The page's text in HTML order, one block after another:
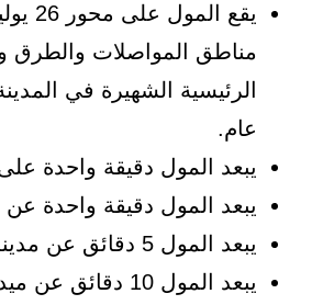
يقع
مناطق المواصلات والطرق
الرئيسية الشهيرة في
عام.
يبعد المول دقيقة واحدة
يبعد المول دقيقة واحدة
يبعد المول 5 دقائق عن مدينة الشيخ زايد.
يبعد المول 10 دقائق عن ميدان الحصري.